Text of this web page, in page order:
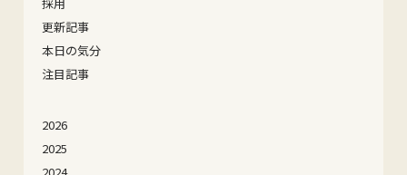
更新記事
本日の気分
注目記事
2026
2025